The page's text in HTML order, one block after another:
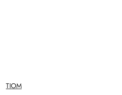
NAZWA
PRODUCENTA:
TIOM